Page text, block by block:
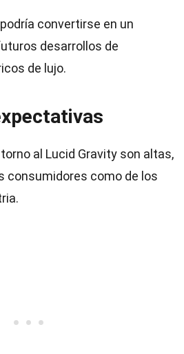
convertirse en un
desarrollos de
de lujo.
al Lucid Gravity son altas,
consumidores como de los